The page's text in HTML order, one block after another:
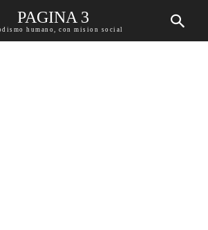
PAGINA 3
humano, con mision social